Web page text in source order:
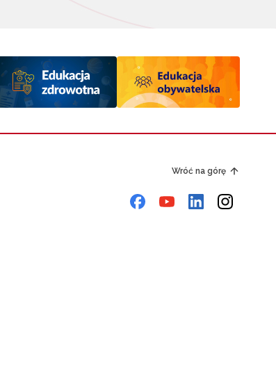
Wróć na górę